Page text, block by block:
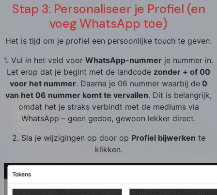
Stap 3: Personaliseer je Profiel (en
voeg WhatsApp toe)
Het is tijd om je profiel een persoonlijke touch te geven:
1. Vul in het veld voor WhatsApp-nummer je nummer in.
Let erop dat je begint met de landcode zonder + of 00
voor het nummer. Daarna je 06 nummer waarbij de 0
van het 06 nummer komt te vervallen. Dit is belangrijk,
omdat het je straks verbindt met de mediums via
WhatsApp – geen gedoe, gewoon lekker direct.
2. Sla je wijzigingen op door op Profiel bijwerken te
klikken.